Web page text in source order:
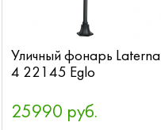
Уличный фонарь Laterna
4 22145 Eglo
25990 руб.